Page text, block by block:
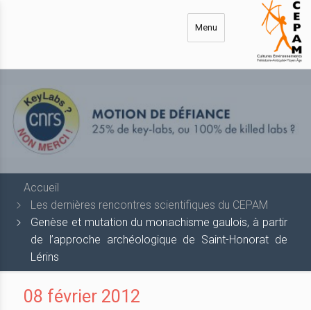
Menu
Accueil
Les dernières rencontres scientifiques du CEPAM
Genèse et mutation du monachisme gaulois, à partir
de l’approche archéologique de Saint-Honorat de
Lérins
08 février 2012